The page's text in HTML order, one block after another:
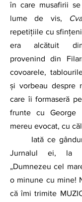
în care musafirii
lume de vis,
repetițiile cu
era alcătuit din
provenind din
covoarele,
și vorbeau despre
care îi formaseră
frunte cu George
mereu evocat, cu
Jurnalul ei, la
„Dumnezeu cel
o minune cu mine!
că îmi trimite